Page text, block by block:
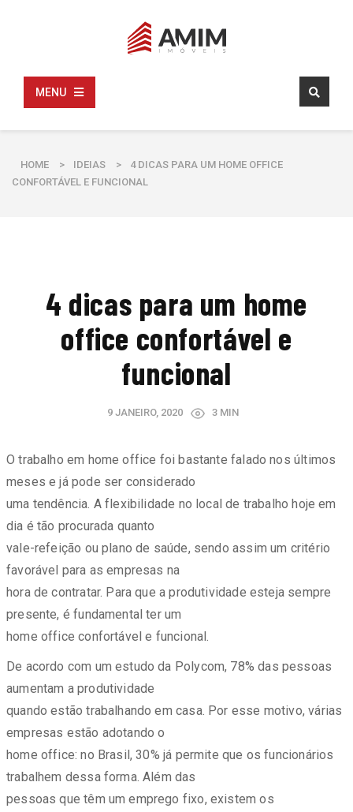
MENU
HOME > IDEIAS >
4 DICAS PARA UM HOME OFFICE
CONFORTÁVEL E FUNCIONAL
4 dicas para um home
office confortável e
funcional
9 JANEIRO, 2020 3 MIN
O trabalho em home office foi bastante falado nos últimos
meses e já pode ser considerado
uma tendência. A flexibilidade no local de trabalho hoje em
dia é tão procurada quanto
vale-refeição ou plano de saúde, sendo assim um critério
favorável para as empresas na
hora de contratar. Para que a produtividade esteja sempre
presente, é fundamental ter um
home office confortável e funcional.
De acordo com um estudo da Polycom, 78% das pessoas
aumentam a produtividade
quando estão trabalhando em casa. Por esse motivo, várias
empresas estão adotando o
home office: no Brasil, 30% já permite que os funcionários
trabalhem dessa forma. Além das
pessoas que têm um emprego fixo, existem os